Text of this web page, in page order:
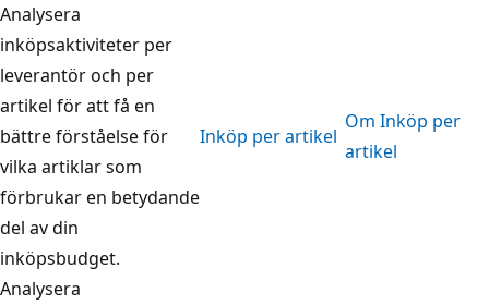
Analysera
inköpsaktiviteter per
leverantör och per
artikel för att få en
bättre förståelse för
vilka artiklar som
förbrukar en betydande
del av din
inköpsbudget.
Inköp per artikel
Om Inköp per
artikel
Analysera